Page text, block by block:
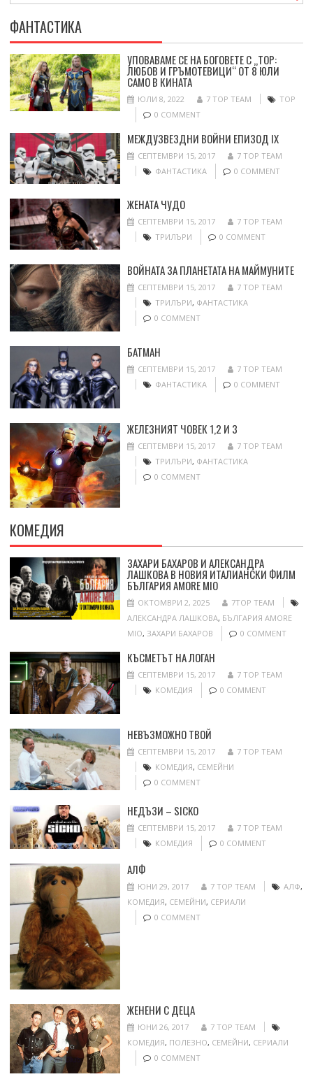
ФАНТАСТИКА
УПОВАВАМЕ СЕ НА БОГОВЕТЕ С „ТОР:
ЛЮБОВ И ГРЪМОТЕВИЦИ“ ОТ 8 ЮЛИ
САМО В КИНАТА
ЮЛИ 8, 2022 7 TOP TEAM
ТОР
0 COMMENT
МЕЖДУЗВЕЗДНИ ВОЙНИ ЕПИЗОД IX
СЕПТЕМВРИ 15, 2017
7 TOP TEAM
ФАНТАСТИКА
0 COMMENT
ЖЕНАТА ЧУДО
СЕПТЕМВРИ 15, 2017
7 TOP TEAM
ТРИЛЪРИ
0 COMMENT
ВОЙНАТА ЗА ПЛАНЕТАТА НА МАЙМУНИТЕ
СЕПТЕМВРИ 15, 2017
7 TOP TEAM
ТРИЛЪРИ, ФАНТАСТИКА
0 COMMENT
БАТМАН
СЕПТЕМВРИ 15, 2017
7 TOP TEAM
ФАНТАСТИКА
0 COMMENT
ЖЕЛЕЗНИЯТ ЧОВЕК 1,2 И 3
СЕПТЕМВРИ 15, 2017
7 TOP TEAM
ТРИЛЪРИ, ФАНТАСТИКА
0 COMMENT
КОМЕДИЯ
ЗАХАРИ БАХАРОВ И АЛЕКСАНДРА
ЛАШКОВА В НОВИЯ ИТАЛИАНСКИ ФИЛМ
БЪЛГАРИЯ AMORE MIO
ОКТОМВРИ 2, 2025
7TOP TEAM
АЛЕКСАНДРА ЛАШКОВА, БЪЛГАРИЯ AMORE
MIO, ЗАХАРИ БАХАРОВ 0 COMMENT
КЪСМЕТЪТ НА ЛОГАН
СЕПТЕМВРИ 15, 2017
7 TOP TEAM
КОМЕДИЯ
0 COMMENT
НЕВЪЗМОЖНО ТВОЙ
СЕПТЕМВРИ 15, 2017
7 TOP TEAM
КОМЕДИЯ, СЕМЕЙНИ
0 COMMENT
НЕДЪЗИ – SICKO
СЕПТЕМВРИ 15, 2017
7 TOP TEAM
КОМЕДИЯ
0 COMMENT
АЛФ
ЮНИ 29, 2017 7 TOP TEAM АЛФ,
КОМЕДИЯ, СЕМЕЙНИ, СЕРИАЛИ
0 COMMENT
ЖЕНЕНИ С ДЕЦА
ЮНИ 26, 2017
7 TOP TEAM
КОМЕДИЯ, ПОЛЕЗНО, СЕМЕЙНИ, СЕРИАЛИ
0 COMMENT